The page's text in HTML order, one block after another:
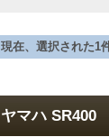
現在、選択された1
ヤマハ SR400